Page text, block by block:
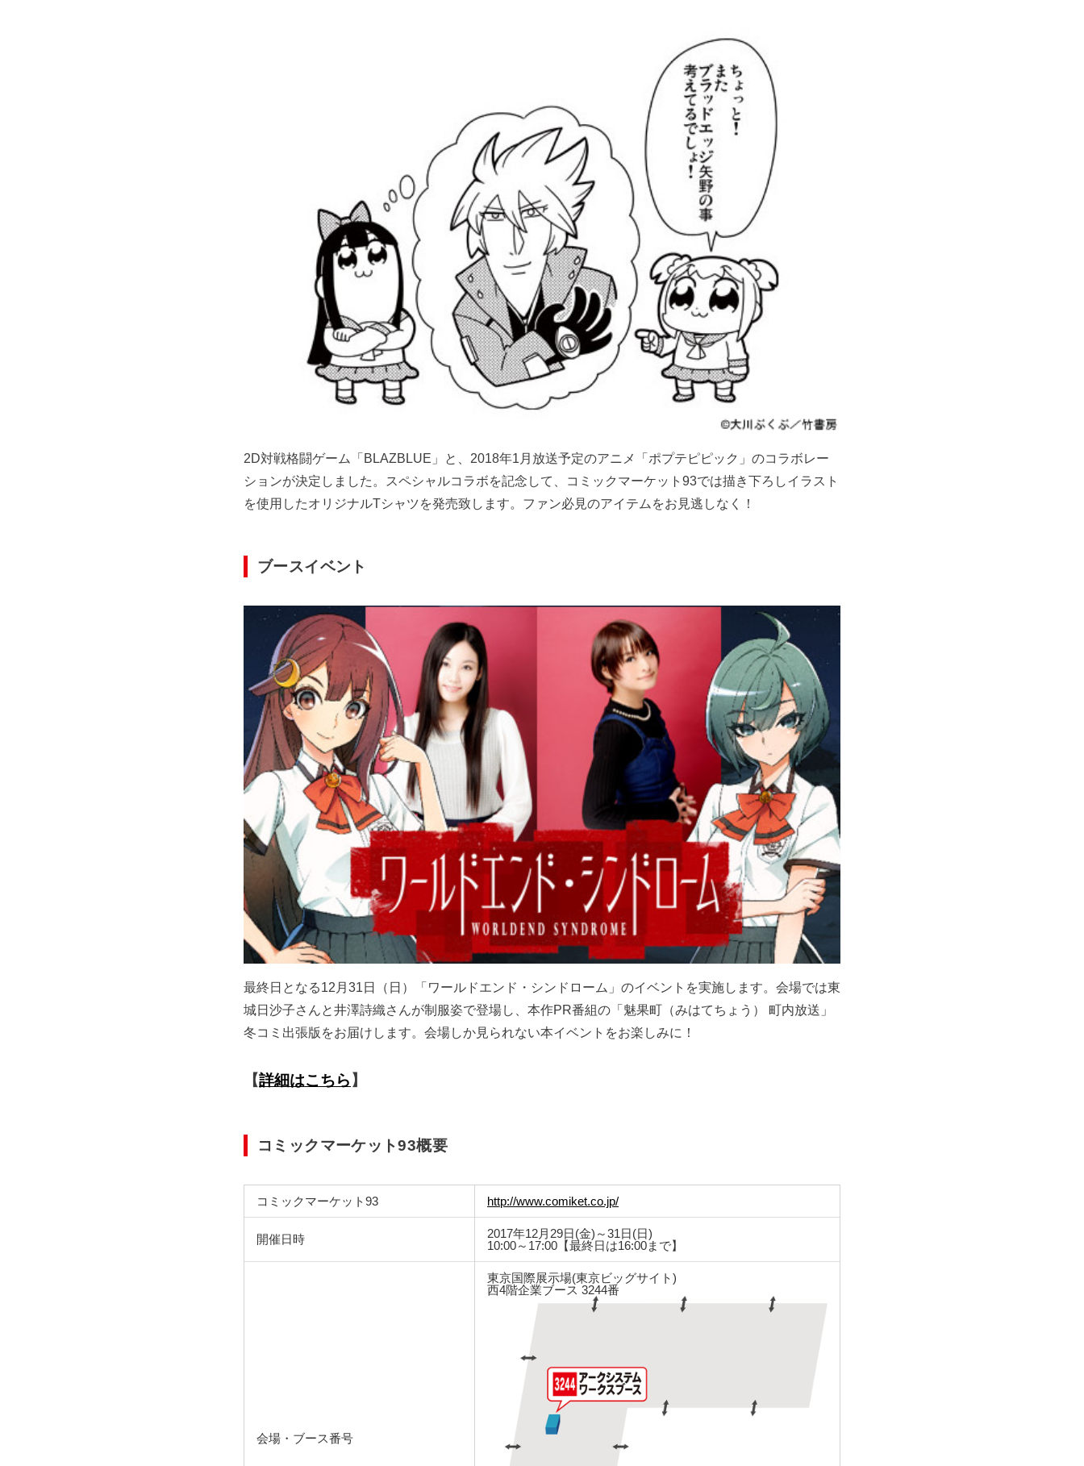
2D対戦格闘ゲーム「BLAZBLUE」と、2018年1月放送予定のアニメ「ポプテピピック」のコラボレー
ションが決定しました。スペシャルコラボを記念して、コミックマーケット93では描き下ろしイラスト
を使用したオリジナルTシャツを発売致します。ファン必見のアイテムをお見逃しなく！
ブースイベント
最終日となる12月31日（日）「ワールドエンド・シンドローム」のイベントを実施します。会場では東
城日沙子さんと井澤詩織さんが制服姿で登場し、本作PR番組の「魅果町（みはてちょう） 町内放送」
冬コミ出張版をお届けします。会場しか見られない本イベントをお楽しみに！
【詳細はこちら 】
コミックマーケット93概要
コミックマーケット93 http://www.comiket.co.jp/
開催日時
2017年12月29日(金)～31日(日)
10:00～17:00【最終日は16:00まで】
会場・ブース番号
東京国際展示場(東京ビッグサイト)
西4階企業ブース 3244番